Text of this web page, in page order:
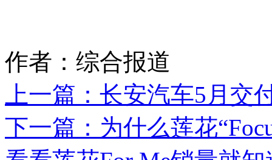
作者：综合报道
上一篇： 长安汽车5月交
下一篇： 为什么莲花